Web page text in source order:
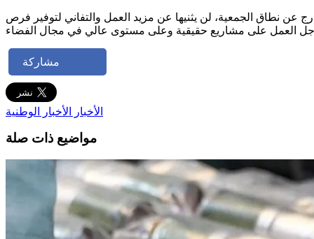
عن نطاق الجمعية، لن يثنيها عن مزيد العمل والتفاني لتوفير فرص
مشاركة
الأخبار الأخبار الوطنية
مواضيع ذات صلة